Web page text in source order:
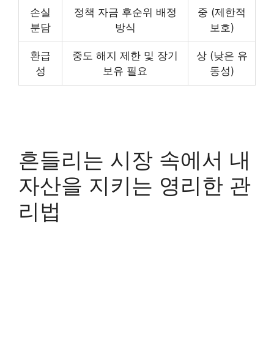
손실
분담
정책 자금 후순위 배정
방식
중 (제한적
보호)
환급
성
중도 해지 제한 및 장기
보유 필요
상 (낮은 유
동성)
흔들리는 시장 속에서 내
자산을 지키는 영리한 관
리법